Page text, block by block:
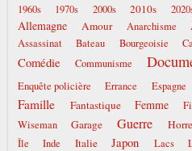
1960s 1970s 2000s 2010s
Allemagne Amour Anarchisme
Assassinat
Bateau Bourgeoisie
Comédie Communisme
Enquête policière Errance Espagne
Famille Fantastique Femme
Wiseman
Garage Guerre
Île Inde Italie Japon Lacs